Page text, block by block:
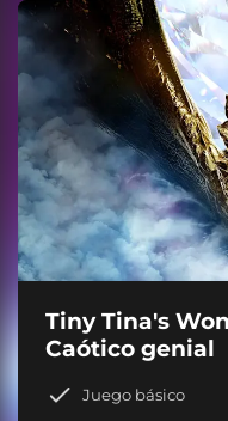
Tiny Tina's
Caótico genial
Juego básico